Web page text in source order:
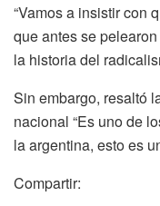
“Vamos a insistir con
que antes se
la historia del
Sin embargo, resaltó
nacional “Es uno de
la argentina, esto es
Compartir: